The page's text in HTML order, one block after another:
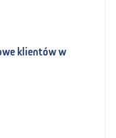
klientów w